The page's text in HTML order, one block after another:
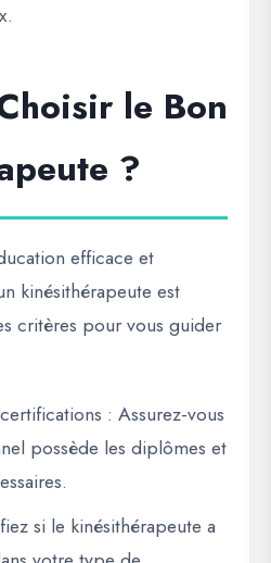
le Bon
?
efficace et
kinésithérapeute est
critères pour vous guider
: Assurez-vous
possède les diplômes et
si le kinésithérapeute a